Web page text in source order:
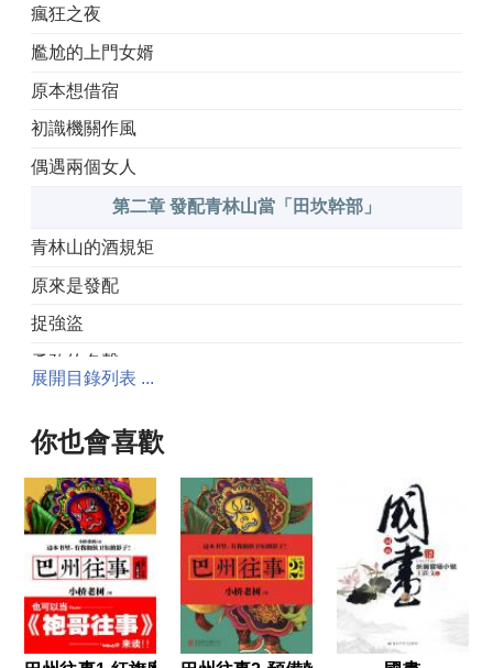
瘋狂之夜
尷尬的上門女婿
原本想借宿
初識機關作風
偶遇兩個女人
第二章 發配青林山當「田坎幹部」
青林山的酒規矩
原來是發配
捉強盜
勇敢的名聲
周末沙州行
第三章 無意中抓住救命稻草
三年之約
提留與統籌
工作組副組長
第四章 修公路逼宮鎮領導
展開目錄列表 ...
你也會喜歡